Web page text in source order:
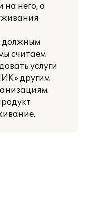
на него, а
должным
считаем
услуги
другим